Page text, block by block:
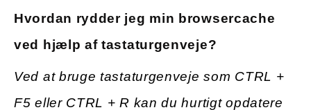
Hvordan rydder jeg min browsercache
ved hjælp af tastaturgenveje?
Ved at bruge tastaturgenveje som CTRL +
F5 eller CTRL + R kan du hurtigt opdatere